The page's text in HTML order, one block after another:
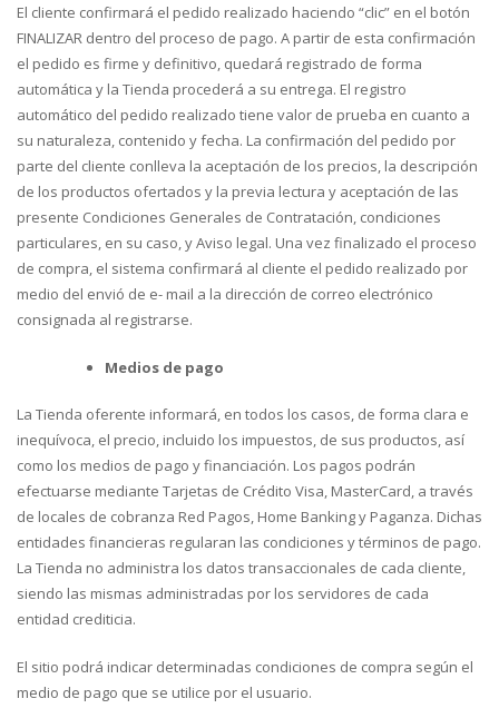
El cliente confirmará el pedido realizado haciendo “clic” en el botón
FINALIZAR dentro del proceso de pago. A partir de esta confirmación
el pedido es firme y definitivo, quedará registrado de forma
automática y la Tienda procederá a su entrega. El registro
automático del pedido realizado tiene valor de prueba en cuanto a
su naturaleza, contenido y fecha. La confirmación del pedido por
parte del cliente conlleva la aceptación de los precios, la descripción
de los productos ofertados y la previa lectura y aceptación de las
presente Condiciones Generales de Contratación, condiciones
particulares, en su caso, y Aviso legal. Una vez finalizado el proceso
de compra, el sistema confirmará al cliente el pedido realizado por
medio del envió de e- mail a la dirección de correo electrónico
consignada al registrarse.
Medios de pago
La Tienda oferente informará, en todos los casos, de forma clara e
inequívoca, el precio, incluido los impuestos, de sus productos, así
como los medios de pago y financiación. Los pagos podrán
efectuarse mediante Tarjetas de Crédito Visa, MasterCard, a través
de locales de cobranza Red Pagos, Home Banking y Paganza. Dichas
entidades financieras regularan las condiciones y términos de pago.
La Tienda no administra los datos transaccionales de cada cliente,
siendo las mismas administradas por los servidores de cada
entidad crediticia.
El sitio podrá indicar determinadas condiciones de compra según el
medio de pago que se utilice por el usuario.